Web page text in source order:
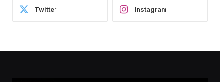
Twitter Instagram